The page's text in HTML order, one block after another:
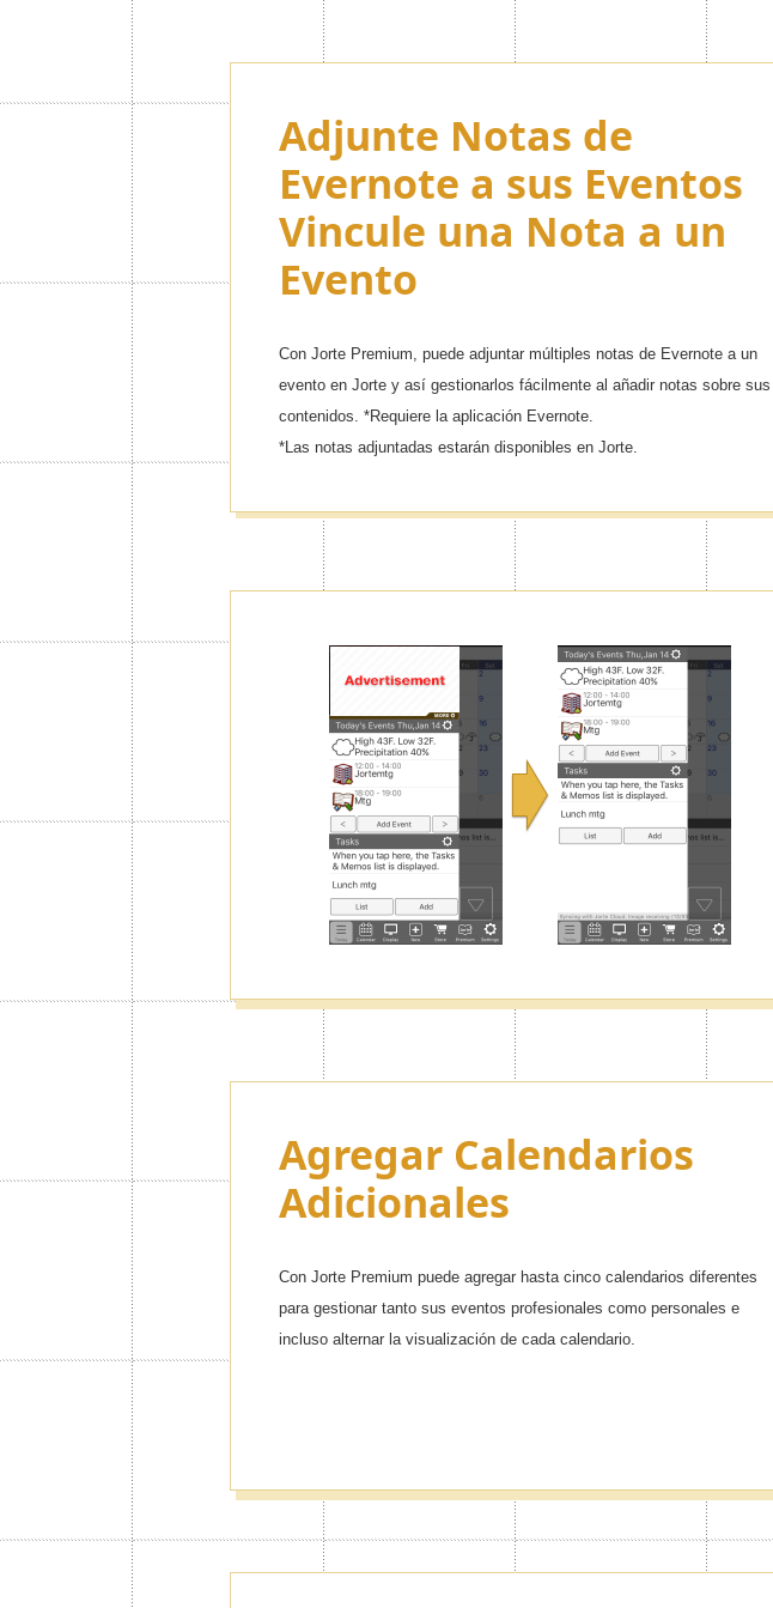
Adjunte Notas de
Evernote a sus Eventos
Vincule una Nota a un
Evento
Con Jorte Premium, puede adjuntar múltiples notas de Evernote a un
evento en Jorte y así gestionarlos fácilmente al añadir notas sobre sus
contenidos. *Requiere la aplicación Evernote.
*Las notas adjuntadas estarán disponibles en Jorte.
Agregar Calendarios
Adicionales
Con Jorte Premium puede agregar hasta cinco calendarios diferentes
para gestionar tanto sus eventos profesionales como personales e
incluso alternar la visualización de cada calendario.